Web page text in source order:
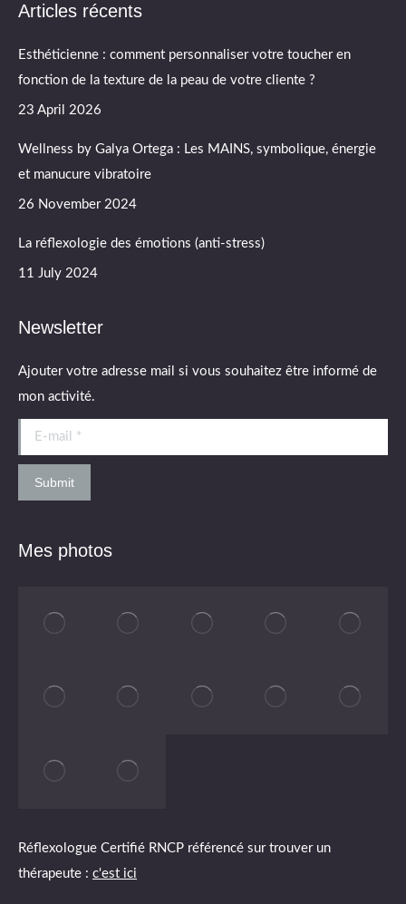
opens
new
window
opens
new
window
opens
new
window
Articles récents
Esthéticienne : comment personnaliser votre toucher en
fonction de la texture de la peau de votre cliente ?
23 April 2026
Wellness by Galya Ortega : Les MAINS, symbolique, énergie
et manucure vibratoire
26 November 2024
La réflexologie des émotions (anti-stress)
11 July 2024
Newsletter
Ajouter votre adresse mail si vous souhaitez être informé de
mon activité.
E-mail *
Submit
Mes photos
Réflexologue Certifié RNCP référencé sur trouver un
thérapeute : c'est ici